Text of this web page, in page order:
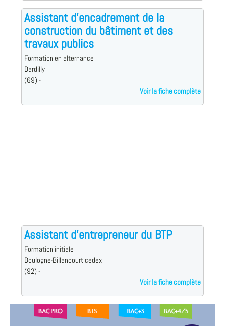
Assistant d'encadrement de la
construction du bâtiment et des
travaux publics
Formation en alternance
Dardilly
(69) -
Voir la fiche complète
Assistant d'entrepreneur du BTP
Formation initiale
Boulogne-Billancourt cedex
(92) -
Voir la fiche complète